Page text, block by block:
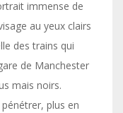
immense de
au yeux clairs
des trains qui
de Manchester
mais noirs.
plus en